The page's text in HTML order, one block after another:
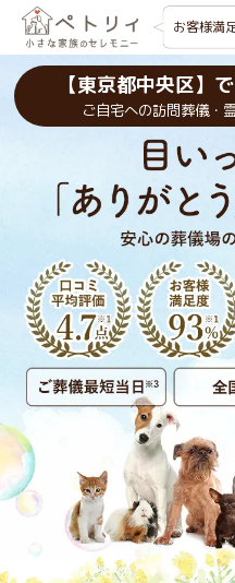
お客様満
【東京都中央区】
ご自宅への訪問葬儀・